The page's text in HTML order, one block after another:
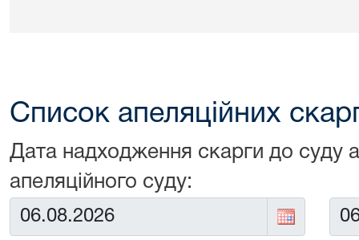
Список апеляційних
Дата надходження скарги до суду
апеляційного суду:
Від: До: